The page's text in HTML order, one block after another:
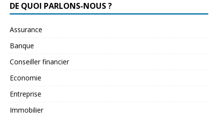
DE QUOI PARLONS-NOUS ?
Assurance
Banque
Conseiller financier
Economie
Entreprise
Immobilier